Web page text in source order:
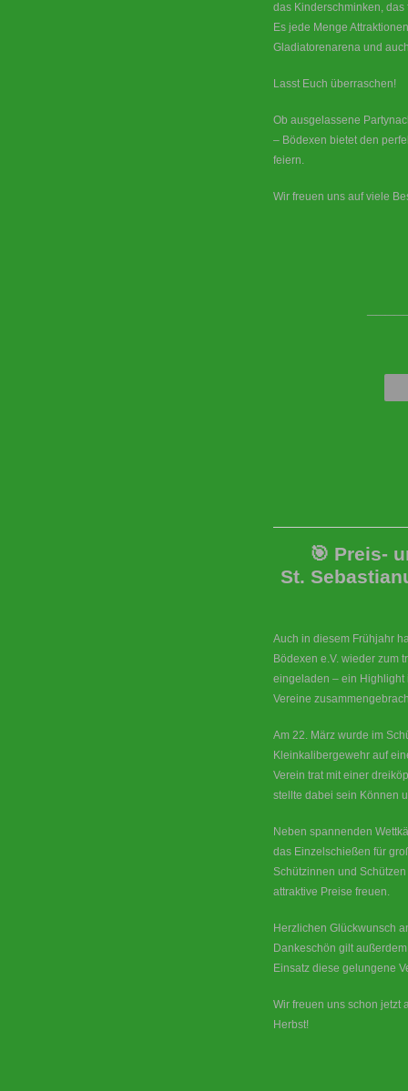
das Kinderschminken,
Es jede Menge
Gladiatorenarena und
Lasst Euch überraschen!
Ob ausgelassene
– Bödexen bietet den
feiern.
Wir freuen uns auf viele
🎯 Preis-
St.
Auch in diesem Frühjahr
Bödexen e.V. wieder zum
eingeladen – ein Highlight
Vereine
Am 22. März wurde im
Kleinkalibergewehr auf
Verein trat mit einer
stellte dabei sein Können
Neben spannenden
das Einzelschießen für
Schützinnen und
attraktive Preise freuen.
Herzlichen Glückwunsch
Dankeschön gilt
Einsatz diese gelungene
Wir freuen uns schon jetzt
Herbst!